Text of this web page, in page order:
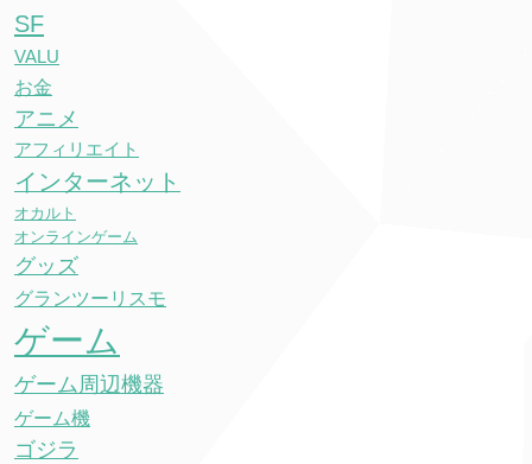
SF
VALU
お金
アニメ
アフィリエイト
インターネット
オカルト
オンラインゲーム
グッズ
グランツーリスモ
ゲーム
ゲーム周辺機器
ゲーム機
ゴジラ